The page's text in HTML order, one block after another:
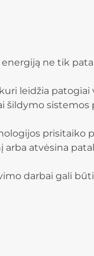
ne tik
leidžia
sistemos
arba atvėsina
darbai gali